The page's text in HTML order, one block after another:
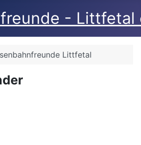
- Littfetal
Littfetal